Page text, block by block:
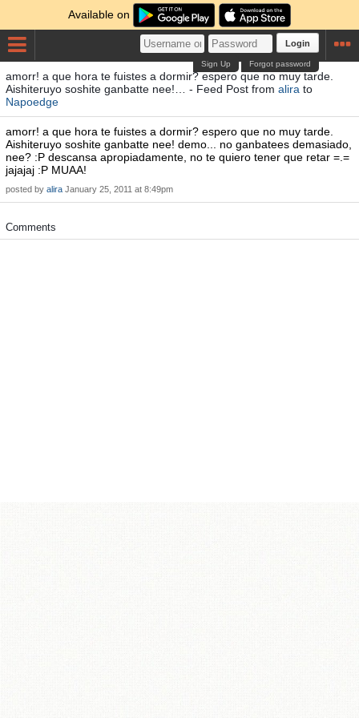
Available on
Login
Forgot password
Sign Up
amorr! a que hora te fuistes a dormir? espero que no muy tarde.
Aishiteruyo soshite ganbatte nee!… - Feed Post from alira to
Napoedge
amorr! a que hora te fuistes a dormir? espero que no muy tarde.
Aishiteruyo soshite ganbatte nee! demo... no ganbatees demasiado,
nee? :P descansa apropiadamente, no te quiero tener que retar =.=
jajajaj :P MUAA!
posted by alira January 25, 2011 at 8:49pm
Comments